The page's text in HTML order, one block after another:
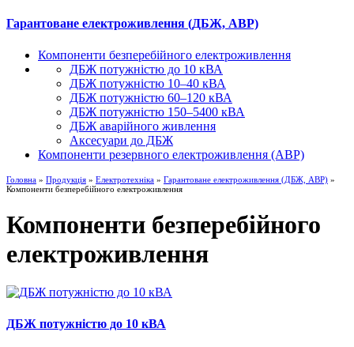
Гарантоване електроживлення (ДБЖ, АВР)
Компоненти безперебійного електроживлення
ДБЖ потужністю до 10 кВА
ДБЖ потужністю 10–40 кВА
ДБЖ потужністю 60–120 кВА
ДБЖ потужністю 150–5400 кВА
ДБЖ аварійного живлення
Аксесуари до ДБЖ
Компоненти резервного електроживлення (АВР)
Головна » Продукція » Електротехніка » Гарантоване електроживлення (ДБЖ, АВР) »
Компоненти безперебійного електроживлення
Компоненти безперебійного
електроживлення
ДБЖ потужністю до 10 кВА